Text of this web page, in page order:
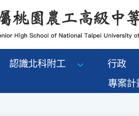
認識北科附工 行政
專案計